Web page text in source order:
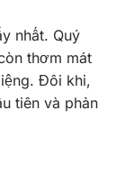
nhất. Quý
thơm mát
Đôi khi,
tiên và phản